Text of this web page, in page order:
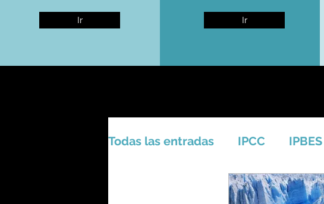
Ir Ir
Todas las entradas IPCC IPBES
Activismo - Greta - Científicos